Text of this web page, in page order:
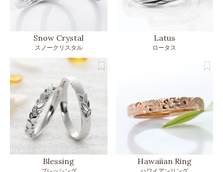
Snow Crystal
スノークリスタル
Latus
ロータス
Blessing Hawaiian Ring